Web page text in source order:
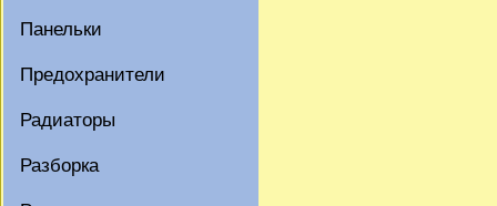
Панельки
Предохранители
Радиаторы
Разборка